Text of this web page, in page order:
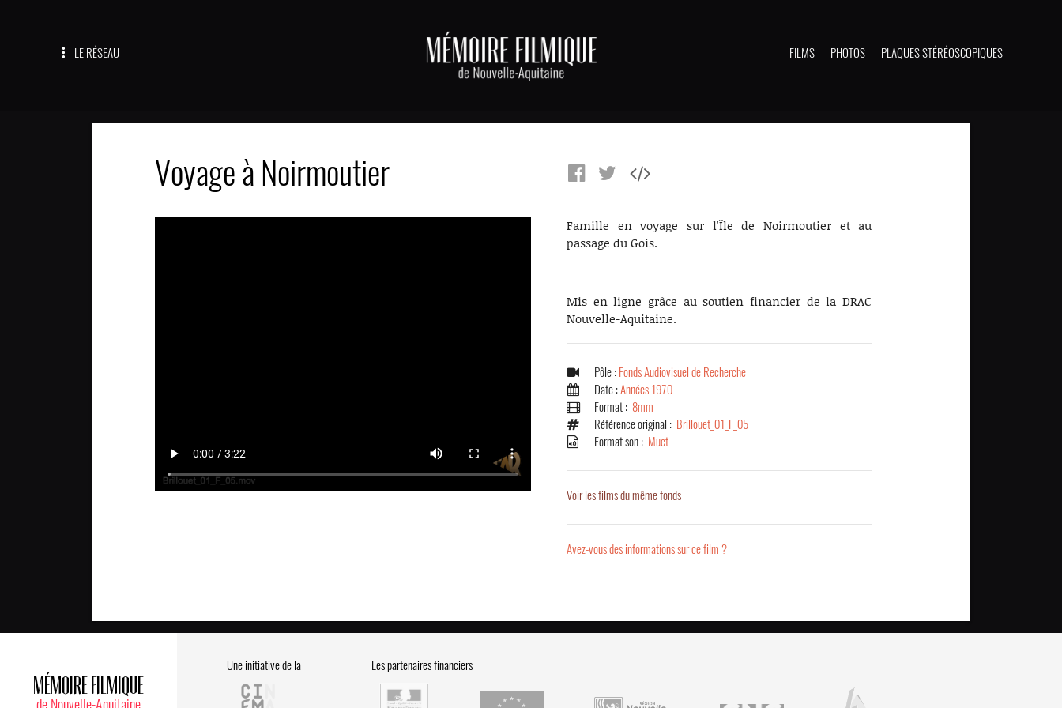
LE RÉSEAU FILMS PHOTOS PLAQUES STÉRÉOSCOPIQUES
Voyage à Noirmoutier
Famille en voyage sur l'Île de Noirmoutier et au
passage du Gois.
Mis en ligne grâce au soutien financier de la DRAC
Nouvelle-Aquitaine.
Pôle : Fonds Audiovisuel de Recherche
Date :Années 1970
Format : 8mm
Référence original : Brillouet_01_F_05
Format son : Muet
Voir les films du même fonds
Avez-vous des informations sur ce film ?
MÉMOIRE FILMIQUE
Une initiative de la Les partenaires financiers